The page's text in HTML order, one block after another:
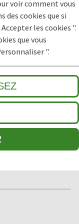
voir comment vous
des cookies que si
les cookies ".
que vous
".